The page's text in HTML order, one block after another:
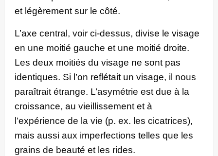
et légèrement sur le côté.
L’axe central, voir ci-dessus, divise le visage
en une moitié gauche et une moitié droite.
Les deux moitiés du visage ne sont pas
identiques. Si l’on reflétait un visage, il nous
paraîtrait étrange. L’asymétrie est due à la
croissance, au vieillissement et à
l’expérience de la vie (p. ex. les cicatrices),
mais aussi aux imperfections telles que les
grains de beauté et les rides.